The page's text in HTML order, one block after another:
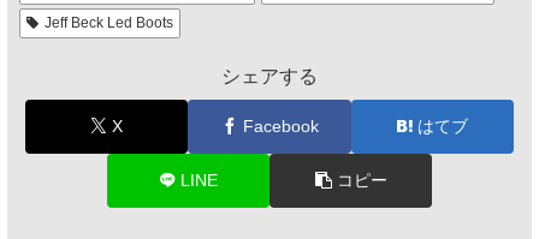
Jeff Beck Led Boots
シェアする
X Facebook はてブ
LINE コピー